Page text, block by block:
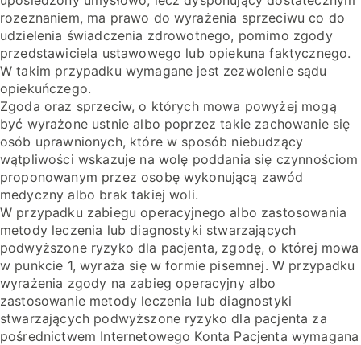
rozeznaniem, ma prawo do wyrażenia sprzeciwu co do
udzielenia świadczenia zdrowotnego, pomimo zgody
przedstawiciela ustawowego lub opiekuna faktycznego.
W takim przypadku wymagane jest zezwolenie sądu
opiekuńczego.
Zgoda oraz sprzeciw, o których mowa powyżej mogą
być wyrażone ustnie albo poprzez takie zachowanie się
osób uprawnionych, które w sposób niebudzący
wątpliwości wskazuje na wolę poddania się czynnościom
proponowanym przez osobę wykonującą zawód
medyczny albo brak takiej woli.
W przypadku zabiegu operacyjnego albo zastosowania
metody leczenia lub diagnostyki stwarzających
podwyższone ryzyko dla pacjenta, zgodę, o której mowa
w punkcie 1, wyraża się w formie pisemnej. W przypadku
wyrażenia zgody na zabieg operacyjny albo
zastosowanie metody leczenia lub diagnostyki
stwarzających podwyższone ryzyko dla pacjenta za
pośrednictwem Internetowego Konta Pacjenta wymagana